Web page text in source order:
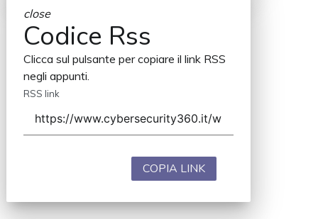
close
Codice Rss
Clicca sul pulsante per copiare il link RSS
negli appunti.
RSS link
COPIA LINK